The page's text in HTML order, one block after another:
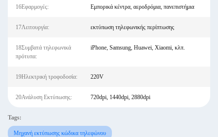
16Εφαρμογές: Εμπορικά κέντρα, αεροδρόμια, πανεπιστήμια
17Λειτουργία: εκτύπωση τηλεφωνικής περίπτωσης
18Συμβατά τηλεφωνικά
πρότυπα:
iPhone, Samsung, Huawei, Xiaomi, κλπ.
19Ηλεκτρική τροφοδοσία: 220V
20Ανάλυση Εκτύπωσης: 720dpi, 1440dpi, 2880dpi
Tags:
Μηχανή εκτύπωσης κώδικα τηλεφώνου